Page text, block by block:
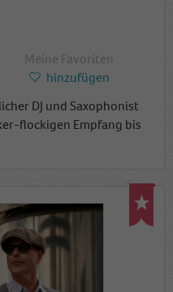
Meine Favoriten
hinzufügen
DJ und Saxophonist
flockigen Empfang bis